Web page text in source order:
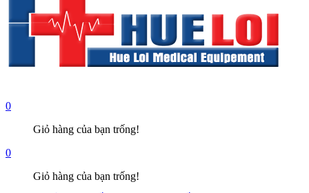
0
Giỏ hàng của bạn trống!
0
Giỏ hàng của bạn trống!